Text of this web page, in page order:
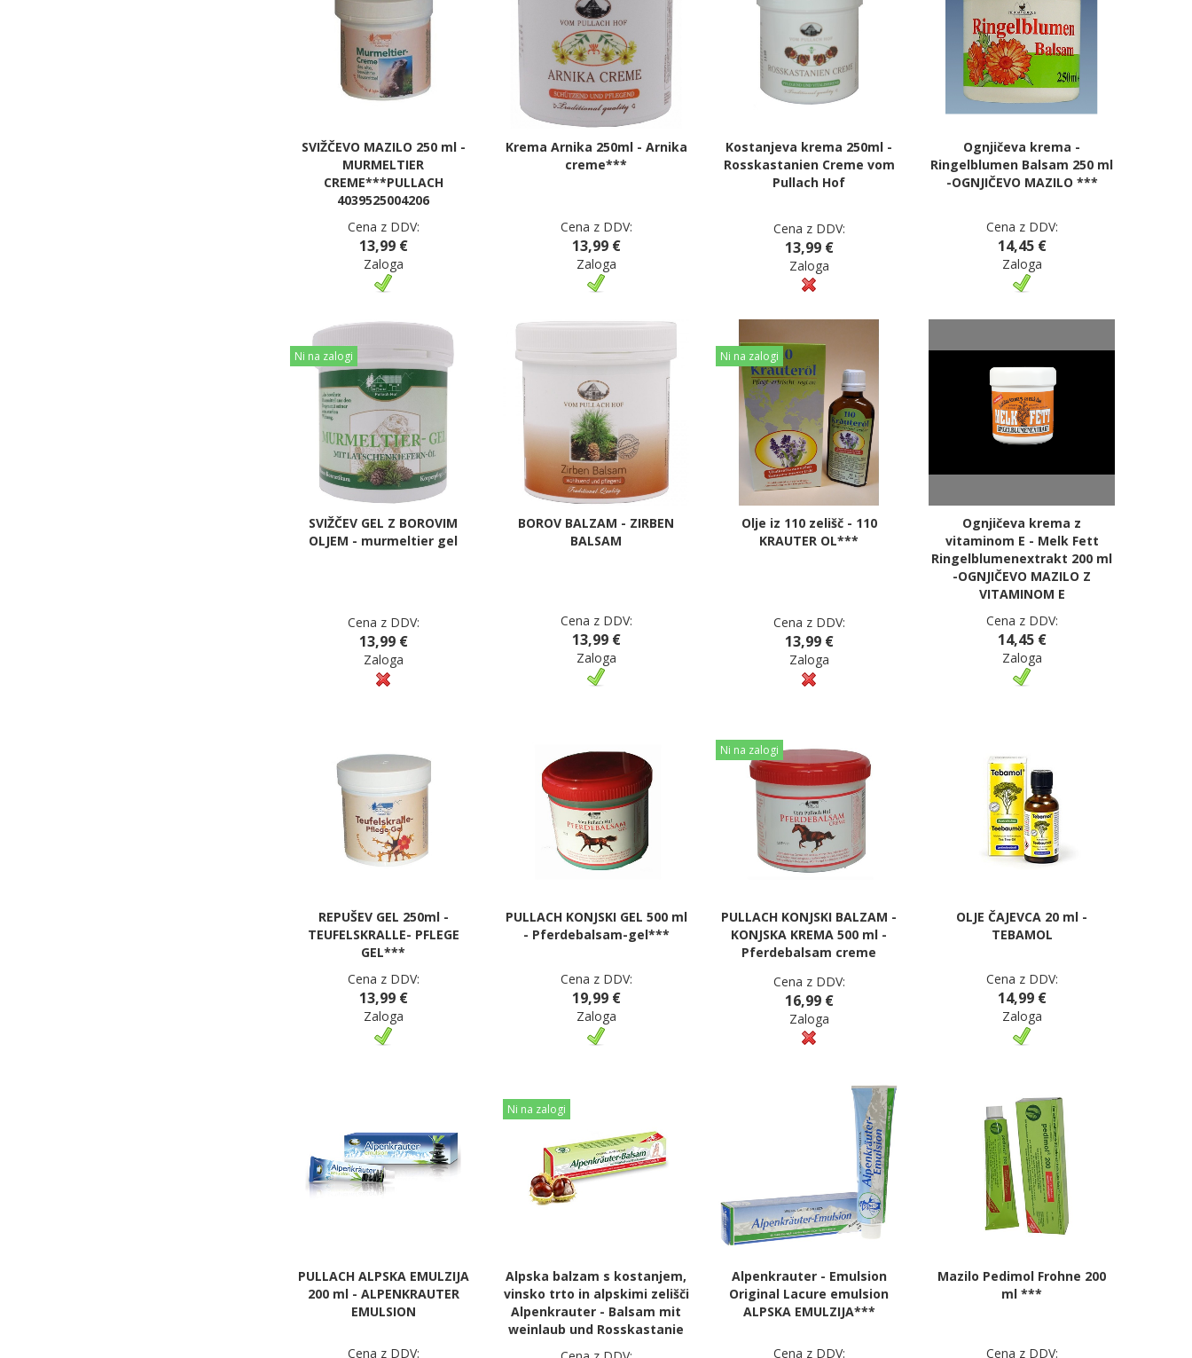
SVIŽČEVO MAZILO 250 ml -
MURMELTIER
CREME***PULLACH
4039525004206
Cena z DDV:
13,99 €
Zaloga
Krema Arnika 250ml - Arnika
creme***
Cena z DDV:
13,99 €
Zaloga
Kostanjeva krema 250ml -
Rosskastanien Creme vom
Pullach Hof
Cena z DDV:
13,99 €
Zaloga
Ognjičeva krema -
Ringelblumen Balsam 250 ml
-OGNJIČEVO MAZILO ***
Cena z DDV:
14,45 €
Zaloga
Ni na zalogi
SVIŽČEV GEL Z BOROVIM
OLJEM - murmeltier gel
Cena z DDV:
13,99 €
Zaloga
BOROV BALZAM - ZIRBEN
BALSAM
Cena z DDV:
13,99 €
Zaloga
Ni na zalogi
Olje iz 110 zelišč - 110
KRAUTER OL***
Cena z DDV:
13,99 €
Zaloga
Ognjičeva krema z
vitaminom E - Melk Fett
Ringelblumenextrakt 200 ml
-OGNJIČEVO MAZILO Z
VITAMINOM E
Cena z DDV:
14,45 €
Zaloga
REPUŠEV GEL 250ml -
TEUFELSKRALLE- PFLEGE
GEL***
Cena z DDV:
13,99 €
Zaloga
PULLACH KONJSKI GEL 500 ml
- Pferdebalsam-gel***
Cena z DDV:
19,99 €
Zaloga
Ni na zalogi
PULLACH KONJSKI BALZAM -
KONJSKA KREMA 500 ml -
Pferdebalsam creme
Cena z DDV:
16,99 €
Zaloga
OLJE ČAJEVCA 20 ml -
TEBAMOL
Cena z DDV:
14,99 €
Zaloga
PULLACH ALPSKA EMULZIJA
200 ml - ALPENKRAUTER
EMULSION
Cena z DDV:
Ni na zalogi
Alpska balzam s kostanjem,
vinsko trto in alpskimi zelišči
Alpenkrauter - Balsam mit
weinlaub und Rosskastanie
Alpenkrauter - Emulsion
Original Lacure emulsion
ALPSKA EMULZIJA***
Cena z DDV:
Mazilo Pedimol Frohne 200
ml ***
Cena z DDV: